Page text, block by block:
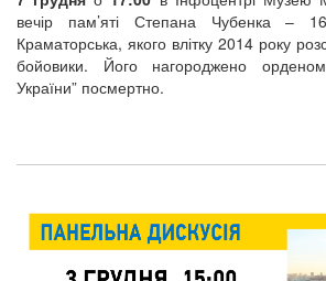
вечір пам’яті Степана Чубенка – 16-
Краматорська, якого влітку 2014 року
бойовики. Його нагороджено
України” посмертно.